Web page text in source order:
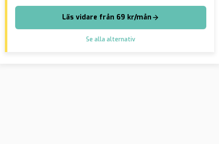
Läs vidare från 69 kr/mån
Se alla alternativ